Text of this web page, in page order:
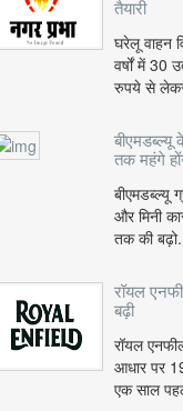
तैयारी
घरेलू वाहन
वर्षों में 30
रुपये से
तक महंगे
बीएमडब्ल्यू
और मिनी
तक की
रॉयल
बढ़ी
रॉयल
आधार पर
एक साल